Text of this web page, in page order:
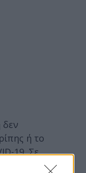
δεν
ή το
19. Σε
σε